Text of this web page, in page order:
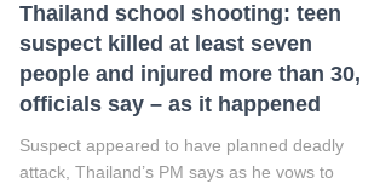
Thailand school shooting: teen
suspect killed at least seven
people and injured more than 30,
officials say – as it happened
Suspect appeared to have planned deadly
attack, Thailand’s PM says as he vows to